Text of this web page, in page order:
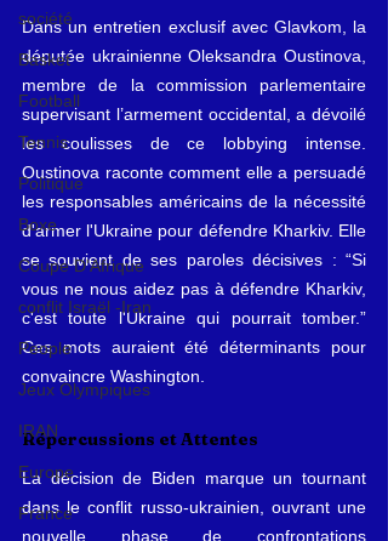
société
Basket
Football
Tennis
Politique
Boxe
Coupe D'Afrique
conflit Israël -Iran
People
Jeux Olympiques
IRAN
Europe
France
Dans un entretien exclusif avec Glavkom, la
députée ukrainienne Oleksandra Oustinova,
membre de la commission parlementaire
supervisant l’armement occidental, a dévoilé
les coulisses de ce lobbying intense.
Oustinova raconte comment elle a persuadé
les responsables américains de la nécessité
d'armer l'Ukraine pour défendre Kharkiv. Elle
se souvient de ses paroles décisives : “Si
vous ne nous aidez pas à défendre Kharkiv,
c'est toute l'Ukraine qui pourrait tomber.”
Ces mots auraient été déterminants pour
convaincre Washington.
Répercussions et Attentes
La décision de Biden marque un tournant
dans le conflit russo-ukrainien, ouvrant une
nouvelle phase de confrontations